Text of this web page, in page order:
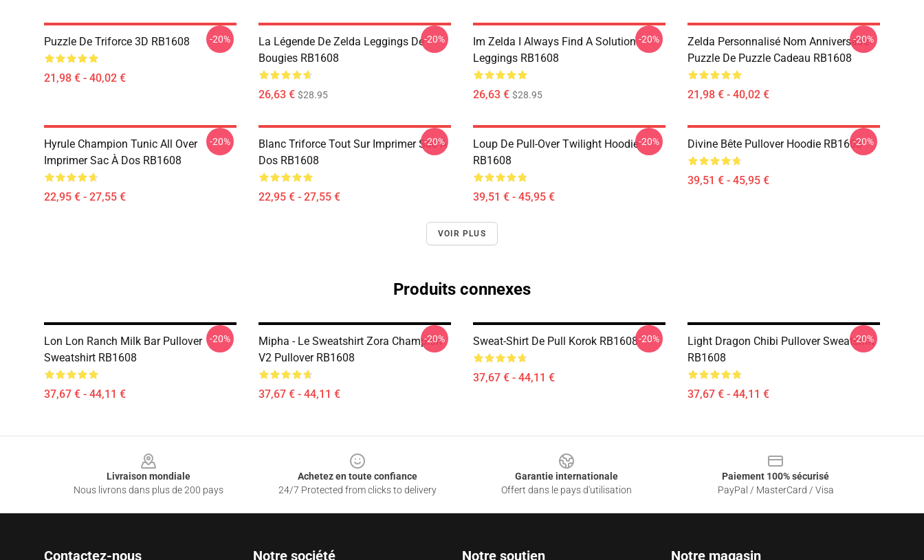
Puzzle De Triforce 3D RB1608
21,98 € - 40,02 €
-20%
La Légende De Zelda Leggings De
Bougies RB1608
26,63 € $28.95
-20%
Im Zelda I Always Find A Solution
Leggings RB1608
26,63 € $28.95
-20%
Zelda Personnalisé Nom Anniversaire
Puzzle De Puzzle Cadeau RB1608
21,98 € - 40,02 €
-20%
Hyrule Champion Tunic All Over
Imprimer Sac À Dos RB1608
22,95 € - 27,55 €
-20%
Blanc Triforce Tout Sur Imprimer Sac À
Dos RB1608
22,95 € - 27,55 €
-20%
Loup De Pull-Over Twilight Hoodie
RB1608
39,51 € - 45,95 €
-20% Divine Bête Pullover Hoodie RB1608
39,51 € - 45,95 €
-20%
VOIR PLUS
Produits connexes
Lon Lon Ranch Milk Bar Pullover
Sweatshirt RB1608
37,67 € - 44,11 €
-20%
Mipha - Le Sweatshirt Zora Champion
V2 Pullover RB1608
37,67 € - 44,11 €
-20% Sweat-Shirt De Pull Korok RB1608
37,67 € - 44,11 €
-20%
Light Dragon Chibi Pullover Sweatshirt
RB1608
37,67 € - 44,11 €
-20%
Livraison mondiale
Nous livrons dans plus de 200 pays
Achetez en toute confiance
24/7 Protected from clicks to delivery
Garantie internationale
Offert dans le pays d'utilisation
Paiement 100% sécurisé
PayPal / MasterCard / Visa
Contactez-nous Notre société Notre soutien Notre magasin